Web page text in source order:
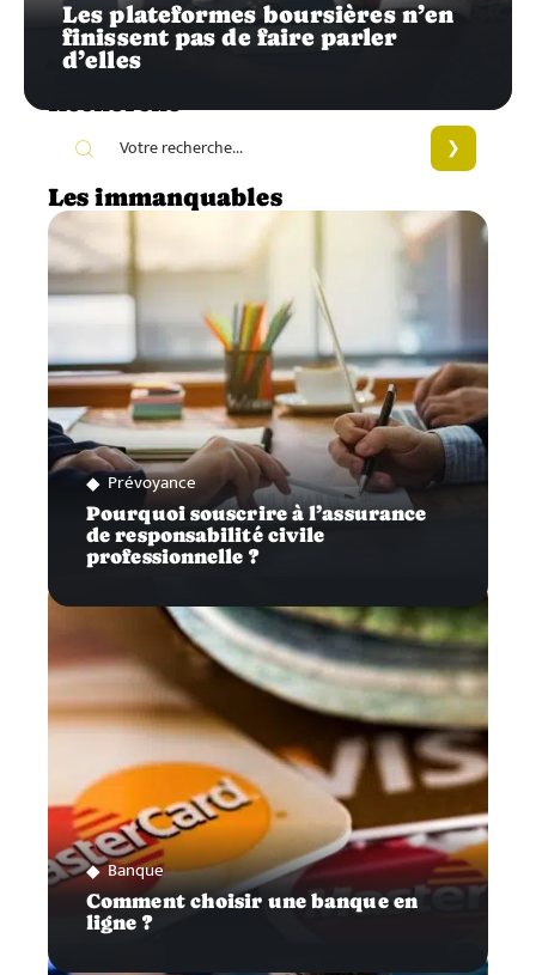
Les plateformes boursières n’en
finissent pas de faire parler
d’elles
Recherche
Les immanquables
Prévoyance
Pourquoi souscrire à l’assurance
de responsabilité civile
professionnelle ?
Banque
Comment choisir une banque en
ligne ?